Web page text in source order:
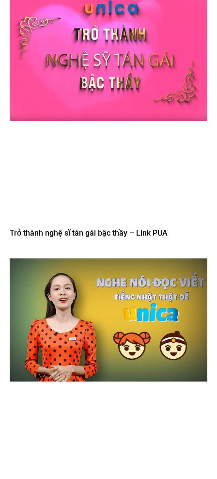
Trở thành nghệ sĩ tán gái bậc thầy – Link PUA